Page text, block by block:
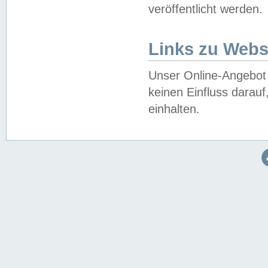
veröffentlicht werden.
Links zu
Unser Online-
keinen Einfluss
einhalten.